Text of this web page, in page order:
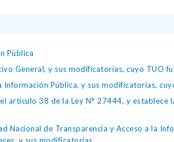
Pública
General, y sus modificatorias, cuyo TUO
Información Pública, y sus modificatorias,
artículo 38 de la Ley N° 27444, y
Nacional de Transparencia y Acceso a la